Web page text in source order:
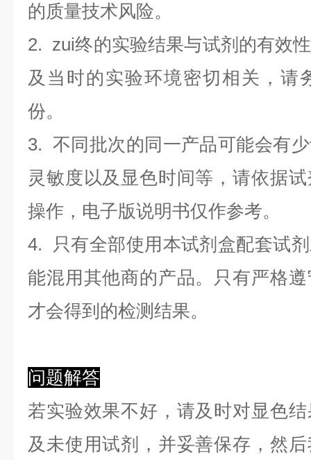
的质量技术风险。
2. zui终的实验结果与试剂的有效
及当时的实验环境密切相关，请
份。
3. 不同批次的同一产品可能会有
灵敏度以及显色时间等，请依据
操作，电子版说明书仅作参考。
4. 只有全部使用本试剂盒配套试
能混用其他商的产品。只有严格
才会得到的检测结果。
问题解答
若实验效果不好，请及时对显色
及未使用试剂，并妥善保存，然